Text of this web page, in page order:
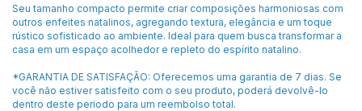
Seu tamanho compacto permite criar composições harmoniosas com
outros enfeites natalinos, agregando textura, elegância e um toque
rústico sofisticado ao ambiente. Ideal para quem busca transformar a
casa em um espaço acolhedor e repleto do espírito natalino.
*GARANTIA DE SATISFAÇÃO: Oferecemos uma garantia de 7 dias. Se
você não estiver satisfeito com o seu produto, poderá devolvê-lo
dentro deste periodo para um reembolso total.